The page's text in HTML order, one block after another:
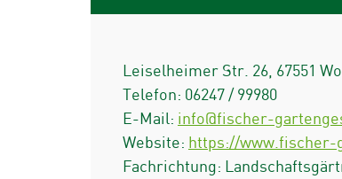
Leiselheimer Str. 26 67551
Telefon: 06247 / 99980
E-Mail: info@fischer-
Website: https://www.fischer-
Fachrichtung: